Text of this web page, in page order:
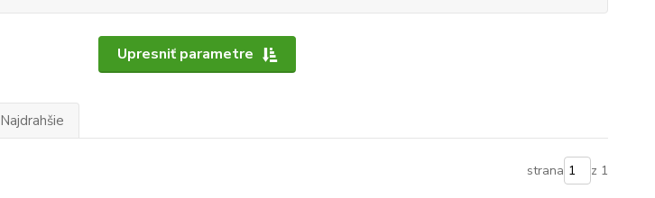
Upresniť parametre
Najdrahšie
strana z 1